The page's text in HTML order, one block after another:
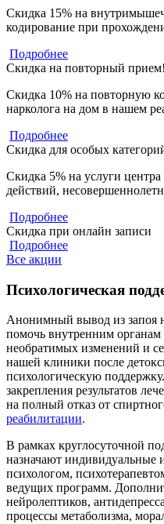
Скидка 15% на
кодирование при
Подробнее
Скидка на повторный прием!
Скидка 10% на повторную
нарколога на дом в нашем
Подробнее
Скидка для особых
Скидка 5% на услуги
действий,
Подробнее
Скидка при онлайн записи
Подробнее
Все акции
Психологическая
Анонимный вывод из запоя
помочь внутренним
необратимых изменений и
нашей клиники после
психологическую
закрепления результатов
на полный отказ от
реабилитации.
В рамках круглосуточной
назначают индивидуальные
психологом,
ведущих программ.
нейролептиков,
процессы метаболизма,